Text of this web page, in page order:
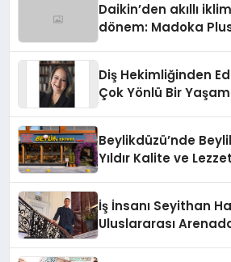
Daikin’den akıllı
dönem: Madoka
Diş Hekimliğinden
Çok Yönlü Bir
Beylikdüzü’nde
Yıldır Kalite ve
İş İnsanı Seyithan
Uluslararası